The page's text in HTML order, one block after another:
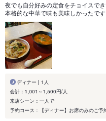
夜でも自分好みの定食をチョイスで
本格的な中華で味も美味しかったです
ディナー | 1人
会計：1,001～1,500円/人
来店シーン：一人で
予約コース：【ディナー】お席のみのご予